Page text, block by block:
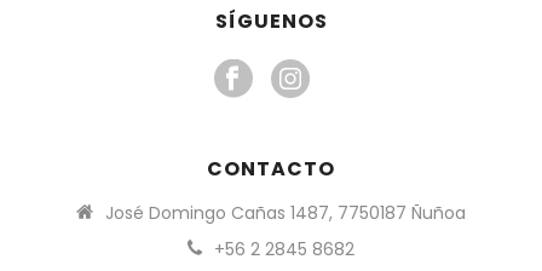
SÍGUENOS
CONTACTO
José Domingo Cañas 1487, 7750187 Ñuñoa
+56 2 2845 8682